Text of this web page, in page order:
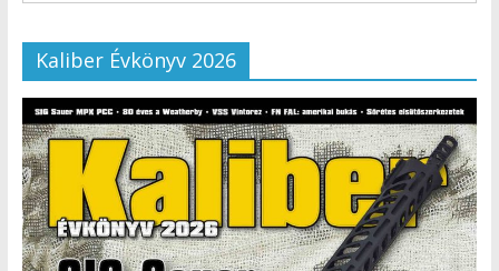
Kaliber Évkönyv 2026